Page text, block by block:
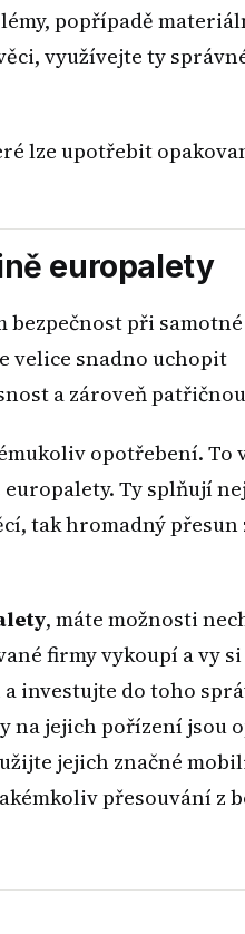
popřípadě
využívejte ty
lze upotřebit
europalety
při
velice snadno uchopit
a zároveň
opotřebení. To
Ty splňují
tak hromadný přesun
, máte možnosti
firmy vykoupí a vy
investujte do toho
na jejich pořízení jsou
jejich značné
přesouvání z